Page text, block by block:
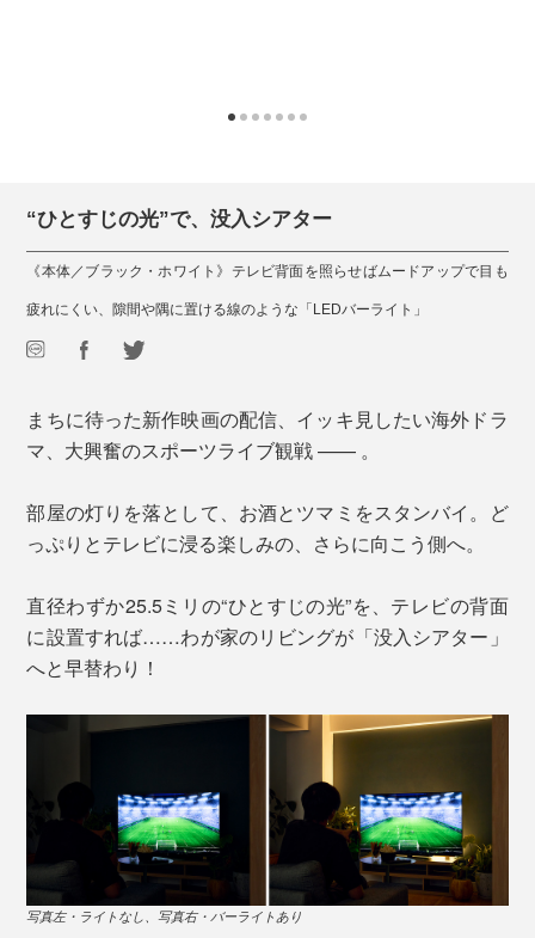
“ひとすじの光”で、没入シアター
《本体／ブラック・ホワイト》テレビ背面を照らせばムードアップで目も
疲れにくい、隙間や隅に置ける線のような「LEDバーライト」
まちに待った新作映画の配信、イッキ見したい海外ドラ
マ、大興奮のスポーツライブ観戦 —— 。
部屋の灯りを落として、お酒とツマミをスタンバイ。ど
っぷりとテレビに浸る楽しみの、さらに向こう側へ。
直径わずか25.5ミリの“ひとすじの光”を、テレビの背面
に設置すれば……わが家のリビングが「没入シアター」
へと早替わり！
写真左・ライトなし、写真右・バーライトあり